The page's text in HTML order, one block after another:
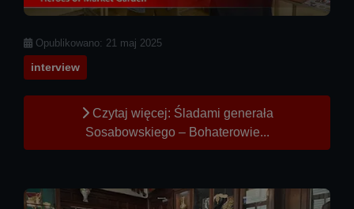
Szczegóły
Opublikowano: 21 maj 2025
interview
Czytaj więcej: Śladami generała
Sosabowskiego – Bohaterowie...